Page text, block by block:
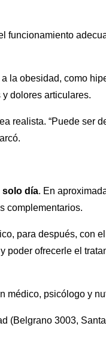
funcionamiento
a la obesidad, como
dolores articulares.
realista. “Puede ser
solo día. En
complementarios.
para después, con
ofrecerle el
médico, psicólogo y
(Belgrano 3003,